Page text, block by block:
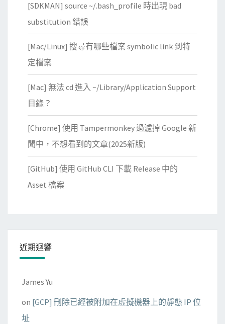
[SDKMAN] source ~/.bash_profile 時出現 bad
substitution 錯誤
[Mac/Linux] 搜尋有哪些檔案 symbolic link 到特
定檔案
[Mac] 無法 cd 進入 ~/Library/Application Support
目錄？
[Chrome] 使用 Tampermonkey 過濾掉 Google 新
聞中，不想看到的文章(2025新版)
[GitHub] 使用 GitHub CLI 下載 Release 中的
Asset 檔案
近期迴響
James Yu
on [GCP] 刪除已經被附加在虛擬機器上的靜態 IP 位
址